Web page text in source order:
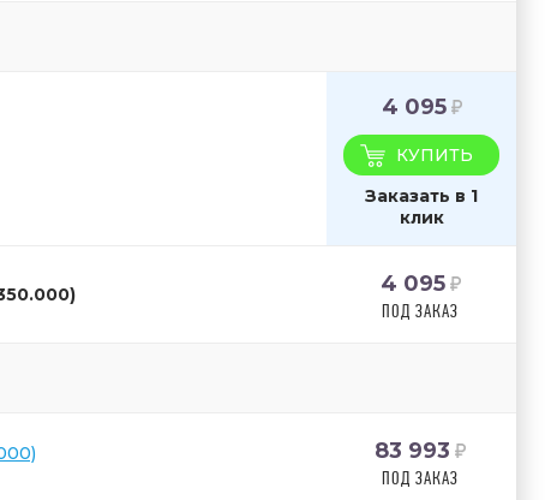
4 095
КУПИТЬ
Заказать в 1
клик
4 095
ПОД ЗАКАЗ
83 993
ПОД ЗАКАЗ